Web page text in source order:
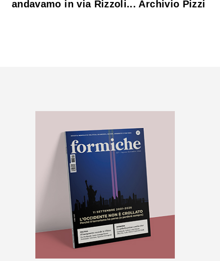
andavamo in via Rizzoli... Archivio Pizzi